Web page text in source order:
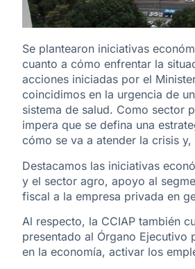
Se plantearon iniciativas
cuanto a cómo enfrentar la
acciones iniciadas por el
coincidimos en la urgencia de
sistema de salud. Como sector
impera que se defina una
cómo se va a atender la crisis
Destacamos las iniciativas
y el sector agro, apoyo al
fiscal a la empresa privada en
Al respecto, la CCIAP también
presentado al Órgano Ejecutivo
en la economía, activar los